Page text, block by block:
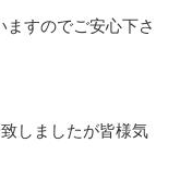
すのでご安心下さ
しましたが皆様気